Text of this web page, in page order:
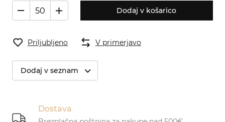
Dodaj v košarico
Priljubljeno V primerjavo
Dodaj v seznam
Dostava